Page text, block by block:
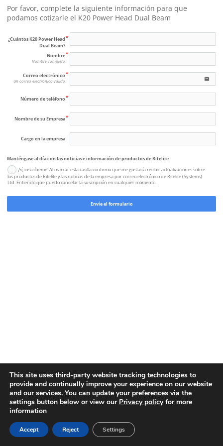
Por favor, complete la siguiente información para que
podamos cotizarle el K20 Power Head Dual Beam
¿Cuántos K20 Power Head
Dual Beam?
Nombre
Nombre completo
Correo electrónico
Un correo electrónico válido email
Número de teléfono
Nombre de su Empresa
Cargo en la empresa
Manténgase al día con las noticias e información de productos de Ritelite
¡Sí, inscríbeme! Al marcar esta casilla confirmo que me gustaría recibir actualizaciones sobre
los productos de Ritelite y las noticias de la empresa por correo electrónico de Ritelite (Systems)
Ltd. Entiendo que puedo cancelar la suscripción en cualquier momento.
Envíe el formulario
This site uses third-party website tracking technologies to
provide and continually improve your experience on our website
and our services. You can update your preferences via the
settings button below or view our Privacy policyfor more
information
Accept Reject Settings